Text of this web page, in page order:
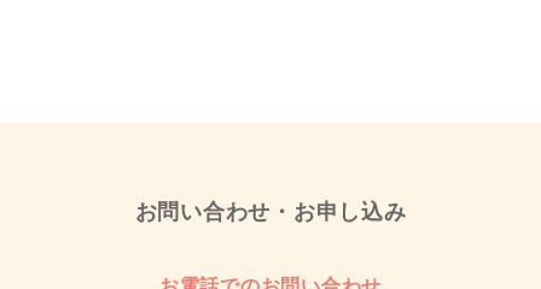
お問い合わせ・お申し込み